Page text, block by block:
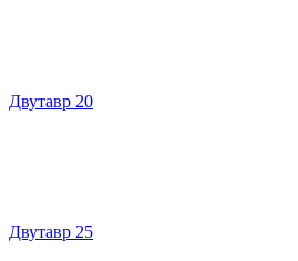
Двутавр 20
Двутавр 25